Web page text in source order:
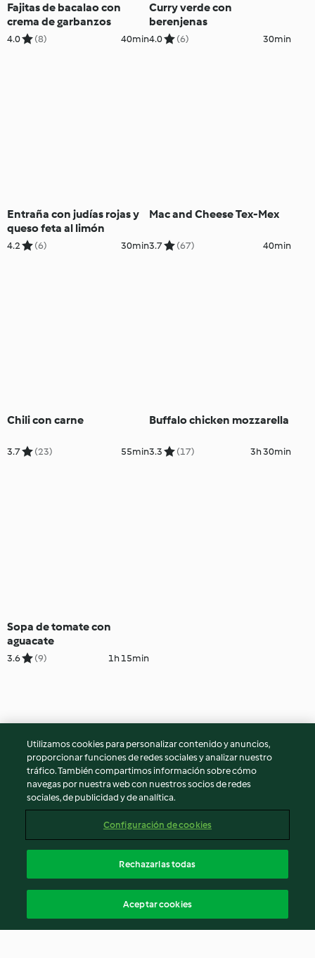
Fajitas de bacalao con
crema de garbanzos
4.0 (8) 40min
Curry verde con
berenjenas
4.0 (6) 30min
Entraña con judías rojas y
queso feta al limón
4.2 (6) 30min
Mac and Cheese Tex-Mex
3.7 (67) 40min
Chili con carne
3.7 (23) 55min
Buffalo chicken mozzarella
3.3 (17) 3h 30min
Sopa de tomate con
aguacate
3.6 (9) 1h 15min
Utilizamos cookies para personalizar contenido y anuncios,
proporcionar funciones de redes sociales y analizar nuestro
tráfico. También compartimos información sobre cómo
navegas por nuestra web con nuestros socios de redes
sociales, de publicidad y de analítica.
Configuración de cookies
Rechazarlas todas
Aceptar cookies